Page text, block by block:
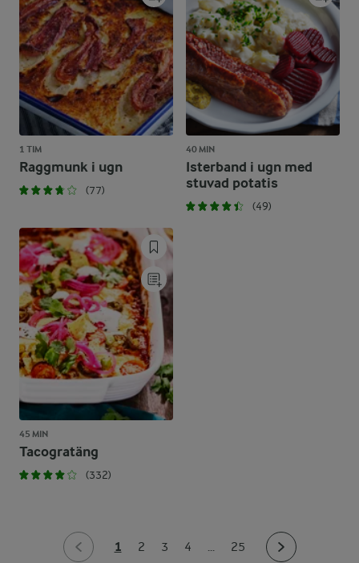
1 TIM
Raggmunk i ugn
(77)
40 MIN
Isterband i ugn med
stuvad potatis
(49)
45 MIN
Tacogratäng
(332)
1 2 3 4 ... 25